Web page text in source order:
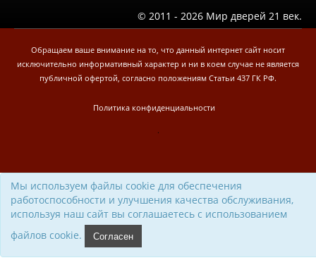
Винтер ВФД
Классик Арт ВФД
Стокгольм ВФД
Урбан ВФД
Распродажа
Натяжные потолки
Окна
Информация
Вызов замерщика
© 2011 - 2026 Мир дверей 21 век.
Обращаем ваше внимание на то, что данный интернет сайт носит
исключительно информативный характер и ни в коем случае не является
публичной офертой, согласно положениям Статьи 437 ГК РФ.
Политика конфиденциальности
.
Мы используем файлы cookie для обеспечения
работоспособности и улучшения качества обслуживания,
используя наш сайт вы соглашаетесь с использованием
файлов cookie.
Согласен